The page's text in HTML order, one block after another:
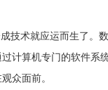
术就应运而生了。
计算机专门的软件系
众面前。